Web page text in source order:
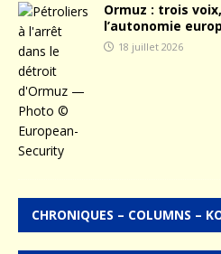
Ormuz : trois
l’autonomie
18 juillet 2026
CHRONIQUES – COLUMNS –